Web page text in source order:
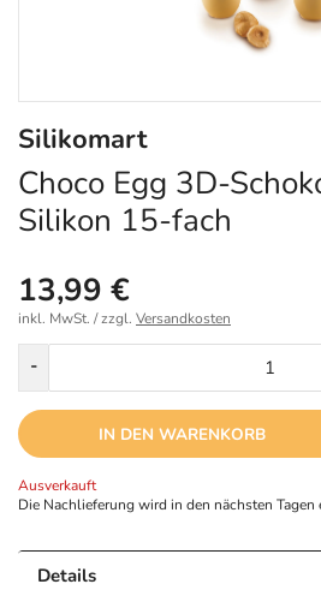
Silikomart
Choco Egg 3D-
Silikon 15-fach
13,99 €
inkl. MwSt. / zzgl. Versandkosten
-
IN DEN WARENKORB
Ausverkauft
Die Nachlieferung wird in den nächsten Tagen
Details